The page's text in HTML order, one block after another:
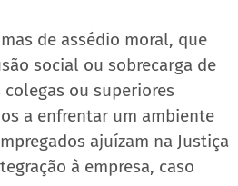
de assédio moral, que
social ou sobrecarga de
ou superiores
a enfrentar um ambiente
ajuízam na Justiça
à empresa, caso